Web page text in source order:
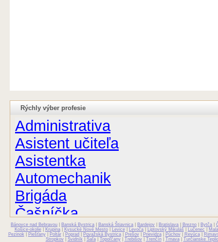
Rýchly výber profesie
Administrativa
Asistent učiteľa
Asistentka
Automechanik
Brigáda
Čašníčka
Čašník
Bánovce nad Bebravou Banská Bystrica Banská Štiavnica Bardejov Bratislava Brezno Bytča |
Košice-okolie| Krupina| Kysucké Nové Mesto| Levice| Levoča| Liptovský Mikuláš Lučenec
Pezinok
Piešťany| Poltár| Poprad Považská Bystrica| Prešov| Prievidza| Púchov| Revúca|
Stropkov| Svidník Šaľa| Topoľčany| Trebišov| Trenčín| Trnava| Turčianske